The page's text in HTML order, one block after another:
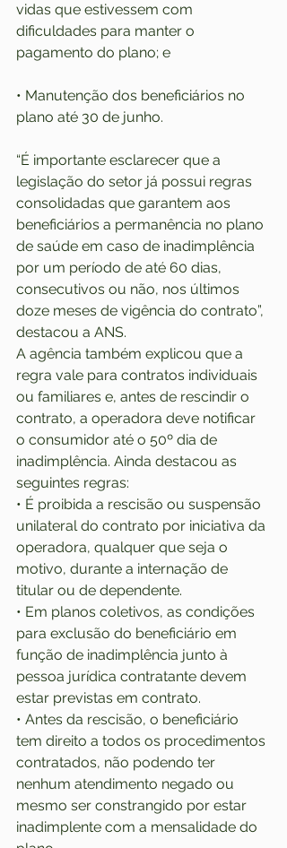
vidas que estivessem com
dificuldades para manter o
pagamento do plano; e
• Manutenção dos beneficiários no
plano até 30 de junho.
“É importante esclarecer que a
legislação do setor já possui regras
consolidadas que garantem aos
beneficiários a permanência no plano
de saúde em caso de inadimplência
por um período de até 60 dias,
consecutivos ou não, nos últimos
doze meses de vigência do contrato”,
destacou a ANS.
A agência também explicou que a
regra vale para contratos individuais
ou familiares e, antes de rescindir o
contrato, a operadora deve notificar
o consumidor até o 50º dia de
inadimplência. Ainda destacou as
seguintes regras:
• É proibida a rescisão ou suspensão
unilateral do contrato por iniciativa da
operadora, qualquer que seja o
motivo, durante a internação de
titular ou de dependente.
• Em planos coletivos, as condições
para exclusão do beneficiário em
função de inadimplência junto à
pessoa jurídica contratante devem
estar previstas em contrato.
• Antes da rescisão, o beneficiário
tem direito a todos os procedimentos
contratados, não podendo ter
nenhum atendimento negado ou
mesmo ser constrangido por estar
inadimplente com a mensalidade do